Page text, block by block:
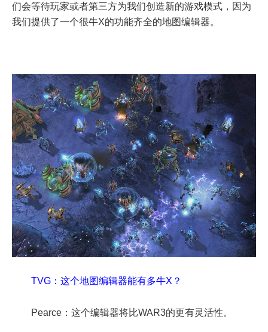
们会等待玩家或者第三方为我们创造新的游戏模式，因为
我们提供了一个很牛X的功能齐全的地图编辑器。
TVG：这个地图编辑器能有多牛X？
Pearce：这个编辑器将比WAR3的更有灵活性。